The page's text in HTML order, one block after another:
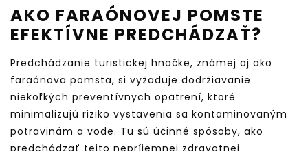
AKO FARAÓNOVEJ POMSTE
EFEKTÍVNE PREDCHÁDZAŤ?
Predchádzanie turistickej hnačke, známej aj ako
faraónova pomsta, si vyžaduje dodržiavanie
niekoľkých preventívnych opatrení, ktoré
minimalizujú riziko vystavenia sa kontaminovaným
potravinám a vode. Tu sú účinné spôsoby, ako